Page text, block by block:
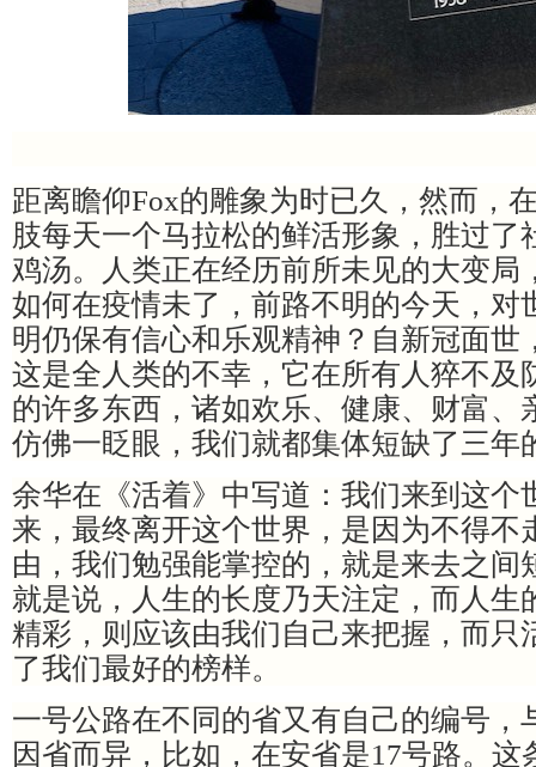
距离瞻仰Fox的雕象为时已久，然而，
肢每天一个马拉松的鲜活形象，胜过了
鸡汤。人类正在经历前所未见的大变局
如何在疫情未了，前路不明的今天，对
明仍保有信心和乐观精神？自新冠面世
这是全人类的不幸，它在所有人猝不及
的许多东西，诸如欢乐、健康、财富、
仿佛一眨眼，我们就都集体短缺了三年
余华在《活着》中写道：我们来到这个
来，最终离开这个世界，是因为不得不
由，我们勉强能掌控的，就是来去之间
就是说，人生的长度乃天注定，而人生
精彩，则应该由我们自己来把握，而只
了我们最好的榜样。
一号公路在不同的省又有自己的编号，
因省而异，比如，在安省是17号路。这